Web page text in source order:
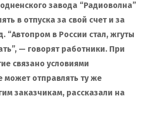
завода “Радиоволна”
в отпуска за свой счет и за
“Автопром в России стал, жгуты
— говорят работники. При
связано условиями
может отправлять ту же
заказчикам, рассказали на